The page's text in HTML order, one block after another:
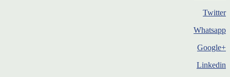
Twitter
Whatsapp
+Google
Linkedin